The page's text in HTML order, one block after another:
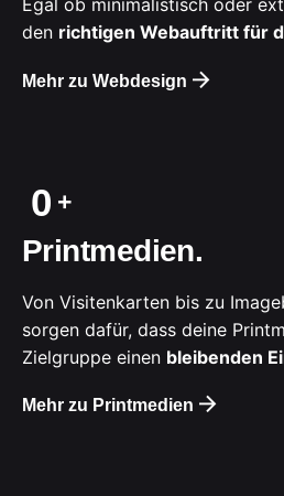
Egal ob minimalistisch oder
den richtigen Webauftritt für
Mehr zu Webdesign
0
Printmedien.
Von Visitenkarten bis zu
sorgen dafür, dass deine
Zielgruppe einen bleibenden
Mehr zu Printmedien